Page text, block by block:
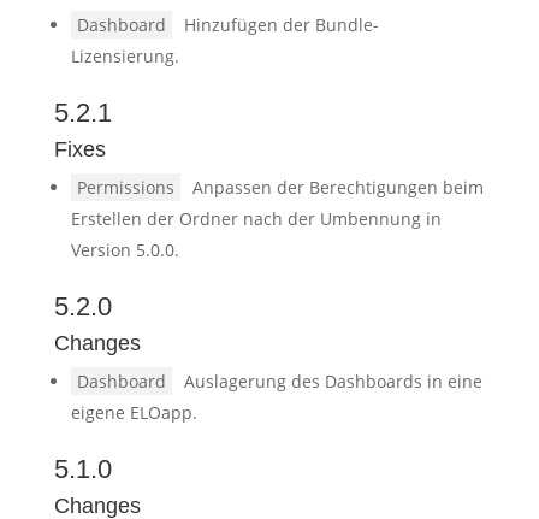
Dashboard
Hinzufügen der Bundle-
Lizensierung.
5.2.1
Fixes
Permissions
Anpassen der Berechtigungen beim
Erstellen der Ordner nach der Umbennung in
Version 5.0.0.
5.2.0
Changes
Dashboard
Auslagerung des Dashboards in eine
eigene ELOapp.
5.1.0
Changes